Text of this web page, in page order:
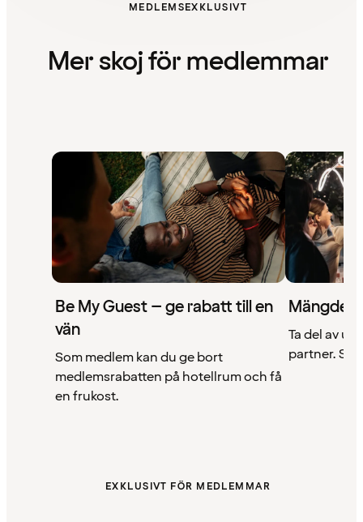
MEDLEMSEXKLUSIVT
Mer skoj för medlemmar
Be My Guest – ge rabatt till en
vän
Som medlem kan du ge bort
medlemsrabatten på hotellrum och få
en frukost.
Mängder
Ta del av
partner. Se
EXKLUSIVT FÖR MEDLEMMAR